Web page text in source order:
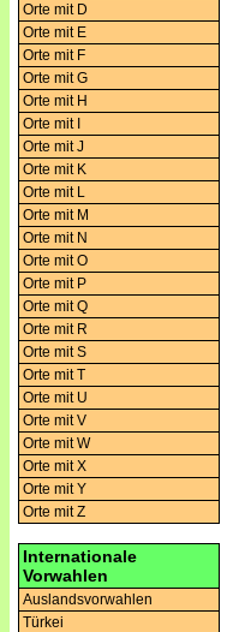
Orte mit D
Orte mit E
Orte mit F
Orte mit G
Orte mit H
Orte mit I
Orte mit J
Orte mit K
Orte mit L
Orte mit M
Orte mit N
Orte mit O
Orte mit P
Orte mit Q
Orte mit R
Orte mit S
Orte mit T
Orte mit U
Orte mit V
Orte mit W
Orte mit X
Orte mit Y
Orte mit Z
Internationale
Vorwahlen
Auslandsvorwahlen
Türkei